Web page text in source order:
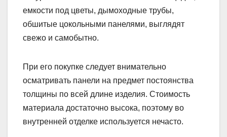
емкости под цветы, дымоходные трубы,
обшитые цокольными панелями, выглядят
свежо и самобытно.
При его покупке следует внимательно
осматривать панели на предмет постоянства
толщины по всей длине изделия. Стоимость
материала достаточно высока, поэтому во
внутренней отделке используется нечасто.